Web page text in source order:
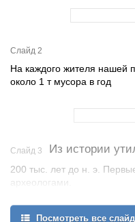
Слайд 2
На каждого жителя нашей
около 1 т мусора в год
Слайд 3 Из истории
200 тыс. лет до н. э.
археологами.
муниципальная свалка.
Посмотреть все